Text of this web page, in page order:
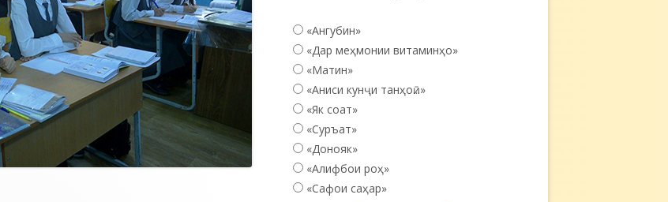
«Ангубин»
«Дар меҳмонии витаминҳо»
«Матин»
«Аниси кунҷи танҳоӣ...»
«Як соат»
«Суръат»
«Донояк»
«Алифбои роҳ»
«Сафои саҳар»